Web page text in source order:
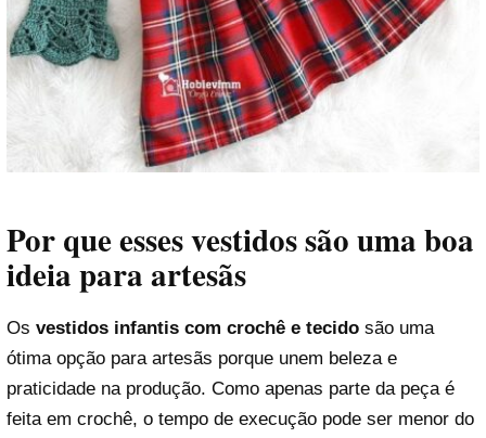
Por que esses vestidos são uma boa
ideia para artesãs
Os vestidos infantis com crochê e tecido são uma
ótima opção para artesãs porque unem beleza e
praticidade na produção. Como apenas parte da peça é
feita em crochê, o tempo de execução pode ser menor do